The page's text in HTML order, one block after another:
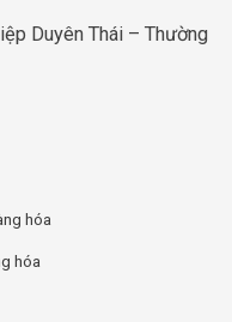
Duyên Thái – Thường
hóa
hóa